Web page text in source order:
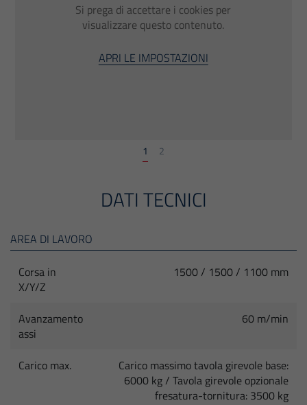
Si prega di accettare i cookies per
visualizzare questo contenuto.
APRI LE IMPOSTAZIONI
1 2
DATI TECNICI
AREA DI LAVORO
Corsa in
X/Y/Z
1500 / 1500 / 1100 mm
Avanzamento
assi
60 m/min
Carico max.
Carico massimo tavola girevole base:
6000 kg / Tavola girevole opzionale
fresatura-tornitura: 3500 kg